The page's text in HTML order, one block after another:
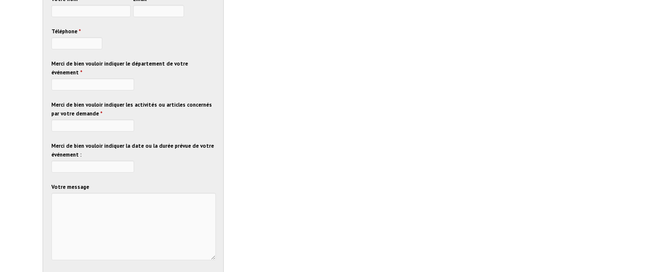
Téléphone*
Merci de bien vouloir indiquer le département de votre
événement*
Merci de bien vouloir indiquer les activités ou articles concernés
par votre demande*
Merci de bien vouloir indiquer la date ou la durée prévue de votre
événement :
Votre message